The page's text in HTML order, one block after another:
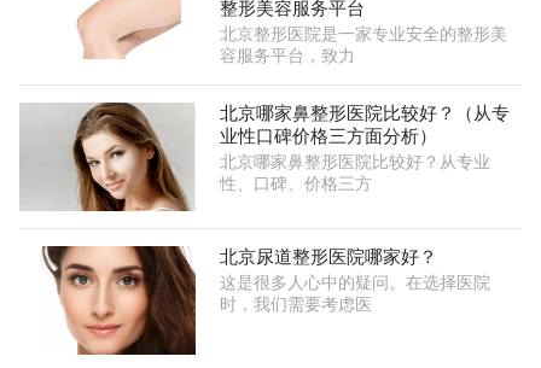
整形美容服务平台
北京整形医院是一家专业安全的整形美
容服务平台，致力
北京哪家鼻整形医院比较好？（从专
业性口碑价格三方面分析）
北京哪家鼻整形医院比较好？从专业
性、口碑、价格三方
北京尿道整形医院哪家好？
这是很多人心中的疑问。在选择医院
时，我们需要考虑医